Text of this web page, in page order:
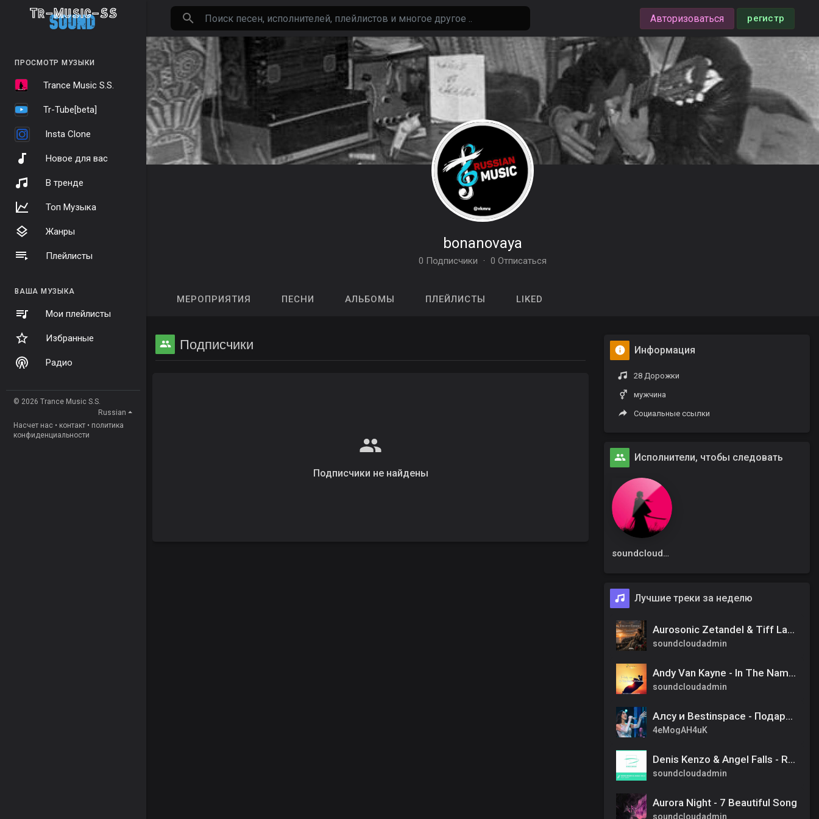
ПРОСМОТР МУЗЫКИ
Trance Music S.S.
Tr-Tube[beta]
Insta Clone
Новое для вас
В тренде
Топ Музыка
Жанры
Плейлисты
ВАША МУЗЫКА
Мои плейлисты
Избранные
Радио
© 2026 Trance Music S.S.
Russian
Насчет нас • контакт • политика
конфиденциальности
Авторизоваться регистр
bonanovaya
0 Подписчики · 0 Отписаться
МЕРОПРИЯТИЯ ПЕСНИ АЛЬБОМЫ ПЛЕЙЛИСТЫ LIKED
Подписчики
Подписчики не найдены
Информация
28 Дорожки
мужчина
Социальные ссылки
Исполнители, чтобы следовать
soundcloudadmin
Лучшие треки за неделю
Aurosonic Zetandel & Tiff Lacey - Forgotten Empress (Extended)
soundcloudadmin
Andy Van Kayne - In The Name Of Love (Airzoom & Cj Sn Remix)
soundcloudadmin
Алсу и Bestinspace - Подари мне красоту
4eMogAH4uK
Denis Kenzo & Angel Falls - Run Away (Original Mix)
soundcloudadmin
Aurora Night - 7 Beautiful Song
soundcloudadmin